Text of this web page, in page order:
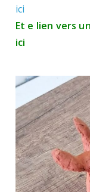
ici
Et e lien vers
ici